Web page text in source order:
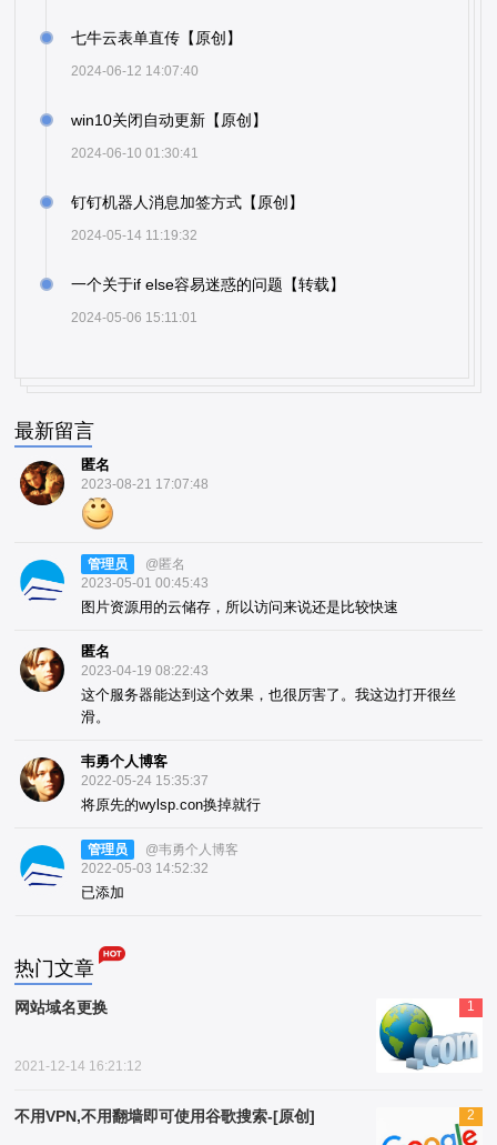
七牛云表单直传【原创】
2024-06-12 14:07:40
win10关闭自动更新【原创】
2024-06-10 01:30:41
钉钉机器人消息加签方式【原创】
2024-05-14 11:19:32
一个关于if else容易迷惑的问题【转载】
2024-05-06 15:11:01
最新留言
匿名
2023-08-21 17:07:48
管理员
@匿名
2023-05-01 00:45:43
图片资源用的云储存，所以访问来说还是比较快速
匿名
2023-04-19 08:22:43
这个服务器能达到这个效果，也很厉害了。我这边打开很丝
滑。
韦勇个人博客
2022-05-24 15:35:37
将原先的wylsp.con换掉就行
管理员
@韦勇个人博客
2022-05-03 14:52:32
已添加
热门文章
1
网站域名更换
2021-12-14 16:21:12
2
不用VPN,不用翻墙即可使用谷歌搜索-[原创]